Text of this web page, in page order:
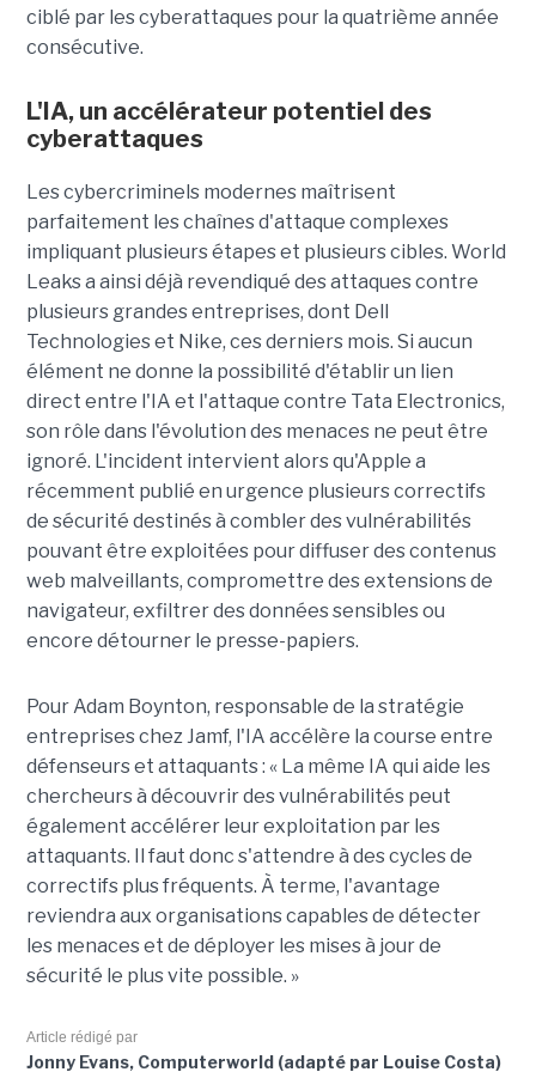
ciblé par les cyberattaques pour la quatrième année
consécutive.
L'IA, un accélérateur potentiel des
cyberattaques
Les cybercriminels modernes maîtrisent
parfaitement les chaînes d'attaque complexes
impliquant plusieurs étapes et plusieurs cibles. World
Leaks a ainsi déjà revendiqué des attaques contre
plusieurs grandes entreprises, dont Dell
Technologies et Nike, ces derniers mois. Si aucun
élément ne donne la possibilité d'établir un lien
direct entre l'IA et l'attaque contre Tata Electronics,
son rôle dans l'évolution des menaces ne peut être
ignoré. L'incident intervient alors qu'Apple a
récemment publié en urgence plusieurs correctifs
de sécurité destinés à combler des vulnérabilités
pouvant être exploitées pour diffuser des contenus
web malveillants, compromettre des extensions de
navigateur, exfiltrer des données sensibles ou
encore détourner le presse-papiers.
PourAdam Boynton, responsable de la stratégie
entreprises chezJamf, l'IA accélère la course entre
défenseurs et attaquants : « La même IA qui aide les
chercheurs à découvrir des vulnérabilités peut
également accélérer leur exploitation par les
attaquants. Il faut donc s'attendre à des cycles de
correctifs plus fréquents. À terme, l'avantage
reviendra aux organisations capables de détecter
les menaces et de déployer les mises à jour de
sécurité le plus vite possible. »
Article rédigé par
Jonny Evans, Computerworld (adapté par Louise Costa)